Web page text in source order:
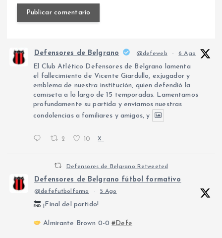
Defensores de Belgrano @defeweb · 6 Ago
El Club Atlético Defensores de Belgrano lamenta
el fallecimiento de Vicente Giardullo, exjugador y
emblema de nuestra institución, quien defendió la
camiseta a lo largo de 15 temporadas. Lamentamos
profundamente su partida y enviamos nuestras
condolencias a familiares y amigos, y
2 10 X
Defensores de Belgrano Retweeted
Defensores de Belgrano fútbol formativo
@defefutbolforma · 5 Ago
¡Final del partido!
Almirante Brown 0-0#Defe